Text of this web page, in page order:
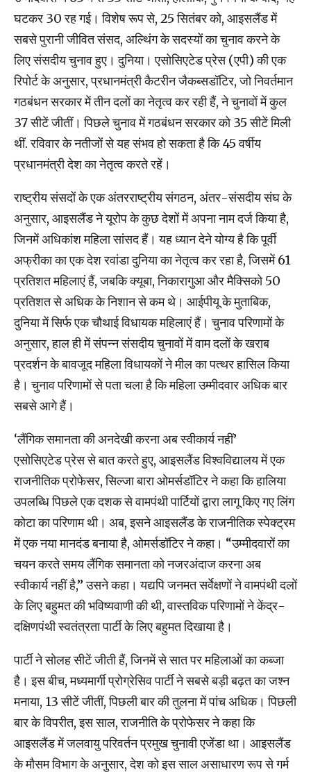
घटकर 30 रह गई। विशेष रूप से, 25 सितंबर को, आइसलैंड में
सबसे पुरानी जीवित संसद, अल्थिंग के सदस्यों का चुनाव करने के
लिए संसदीय चुनाव हुए। दुनिया। एसोसिएटेड प्रेस (एपी) की एक
रिपोर्ट के अनुसार, प्रधानमंत्री कैटरीन जैकब्सडॉटिर, जो निवर्तमान
गठबंधन सरकार में तीन दलों का नेतृत्व कर रही हैं, ने चुनावों में कुल
37 सीटें जीतीं। पिछले चुनाव में गठबंधन सरकार को 35 सीटें मिली
थीं. रविवार के नतीजों से यह संभव हो सकता है कि 45 वर्षीय
प्रधानमंत्री देश का नेतृत्व करते रहें।
राष्ट्रीय संसदों के एक अंतरराष्ट्रीय संगठन, अंतर-संसदीय संघ के
अनुसार, आइसलैंड ने यूरोप के कुछ देशों में अपना नाम दर्ज किया है,
जिनमें अधिकांश महिला सांसद हैं। यह ध्यान देने योग्य है कि पूर्वी
अफ्रीका का एक देश रवांडा दुनिया का नेतृत्व कर रहा है, जिसमें 61
प्रतिशत महिलाएं हैं, जबकि क्यूबा, ​​निकारागुआ और मैक्सिको 50
प्रतिशत से अधिक के निशान से कम थे। आईपीयू के मुताबिक,
दुनिया में सिर्फ एक चौथाई विधायक महिलाएं हैं। चुनाव परिणामों के
अनुसार, हाल ही में संपन्न संसदीय चुनावों में वाम दलों के खराब
प्रदर्शन के बावजूद महिला विधायकों ने मील का पत्थर हासिल किया
है। चुनाव परिणामों से पता चला है कि महिला उम्मीदवार अधिक बार
सबसे आगे हैं।
‘लैंगिक समानता की अनदेखी करना अब स्वीकार्य नहीं’
एसोसिएटेड प्रेस से बात करते हुए, आइसलैंड विश्वविद्यालय में एक
राजनीतिक प्रोफेसर, सिल्जा बारा ओमर्सडॉटिर ने कहा कि हालिया
उपलब्धि पिछले एक दशक से वामपंथी पार्टियों द्वारा लागू किए गए लिंग
कोटा का परिणाम थी। अब, इसने आइसलैंड के राजनीतिक स्पेक्ट्रम
में एक नया मानदंड बनाया है, ओमर्सडॉटिर ने कहा। “उम्मीदवारों का
चयन करते समय लैंगिक समानता को नजरअंदाज करना अब
स्वीकार्य नहीं है,” उसने कहा। यद्यपि जनमत सर्वेक्षणों ने वामपंथी दलों
के लिए बहुमत की भविष्यवाणी की थी, वास्तविक परिणामों ने केंद्र-
दक्षिणपंथी स्वतंत्रता पार्टी के लिए बहुमत दिखाया है।
पार्टी ने सोलह सीटें जीती हैं, जिनमें से सात पर महिलाओं का कब्जा
है। इस बीच, मध्यमार्गी प्रोग्रेसिव पार्टी ने सबसे बड़ी बढ़त का जश्न
मनाया, 13 सीटें जीतीं, पिछली बार की तुलना में पांच अधिक। पिछली
बार के विपरीत, इस साल, राजनीति के प्रोफेसर ने कहा कि
आइसलैंड में जलवायु परिवर्तन प्रमुख चुनावी एजेंडा था। आइसलैंड
के मौसम विभाग के अनुसार, देश को इस साल असाधारण रूप से गर्म